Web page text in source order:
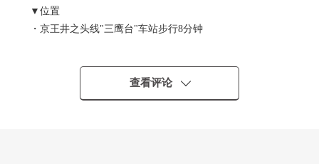
▼位置
・京王井之头线"三鹰台"车站步行8分钟
・JR中央线、总武线"吉祥寺"车站步行16分钟
・可以3车站3路线使用，便于通勤上学
查看评论